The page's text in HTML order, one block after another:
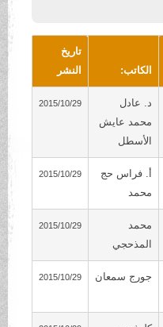
الكاتب:
تاريخ
النشر
د. عادل
محمد عايش
الأسطل
2015/10/29
أ. فراس حج
محمد
2015/10/29
محمد
المذحجي
2015/10/29
جورج سمعان 2015/10/29